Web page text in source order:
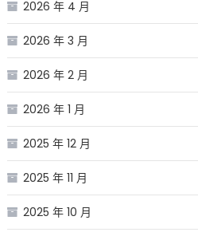
2026 年 4 月
2026 年 3 月
2026 年 2 月
2026 年 1 月
2025 年 12 月
2025 年 11 月
2025 年 10 月